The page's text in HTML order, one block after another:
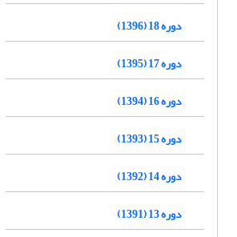
دوره 18 (1396)
دوره 17 (1395)
دوره 16 (1394)
دوره 15 (1393)
دوره 14 (1392)
دوره 13 (1391)